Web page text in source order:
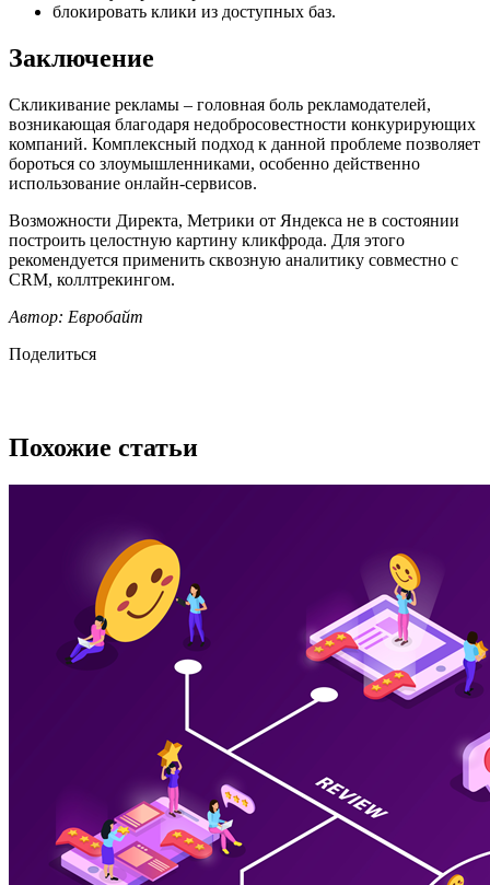
блокировать клики из доступных баз.
Заключение
Скликивание рекламы – головная боль рекламодателей,
возникающая благодаря недобросовестности конкурирующих
компаний. Комплексный подход к данной проблеме позволяет
бороться со злоумышленниками, особенно действенно
использование онлайн-сервисов.
Возможности Директа, Метрики от Яндекса не в состоянии
построить целостную картину кликфрода. Для этого
рекомендуется применить сквозную аналитику совместно с
CRM, коллтрекингом.
Автор: Евробайт
Поделиться
Похожие статьи